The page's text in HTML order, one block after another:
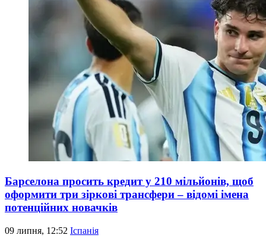
Барселона просить кредит у 210 мільйонів, щоб
оформити три зіркові трансфери – відомі імена
потенційних новачків
09 липня, 12:52 Іспанія